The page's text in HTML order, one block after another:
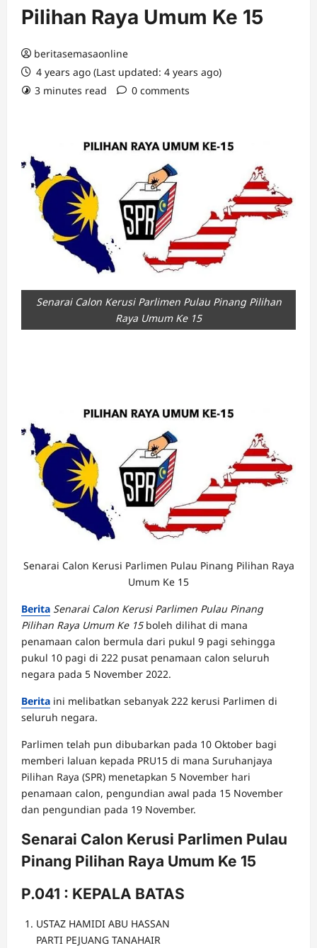
Pilihan Raya Umum Ke 15
beritasemasaonline
4 years ago (Last updated: 4 years ago)
3 minutes read
0 comments
Senarai Calon Kerusi Parlimen Pulau Pinang Pilihan
Raya Umum Ke 15
Senarai Calon Kerusi Parlimen Pulau Pinang Pilihan Raya
Umum Ke 15
Berita Senarai Calon Kerusi Parlimen Pulau Pinang
Pilihan Raya Umum Ke 15boleh dilihat di mana
penamaan calon bermula dari pukul 9 pagi sehingga
pukul 10 pagi di 222 pusat penamaan calon seluruh
negara pada 5 November 2022.
Berita ini melibatkan sebanyak 222 kerusi Parlimen di
seluruh negara.
Parlimen telah pun dibubarkan pada 10 Oktober bagi
memberi laluan kepada PRU15 di mana Suruhanjaya
Pilihan Raya (SPR) menetapkan 5 November hari
penamaan calon, pengundian awal pada 15 November
dan pengundian pada 19 November.
Senarai Calon Kerusi Parlimen Pulau
Pinang Pilihan Raya Umum Ke 15
P.041 : KEPALA BATAS
USTAZ HAMIDI ABU HASSAN
PARTI PEJUANG TANAHAIR